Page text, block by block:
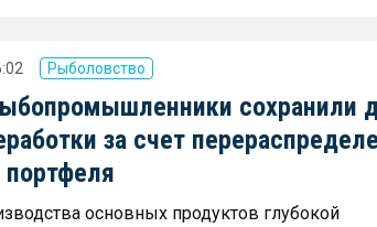
Рыболовство
сохранили
за счет
портфеля
основных продуктов глубокой